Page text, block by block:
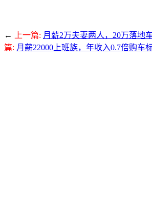
← 上一篇: 月薪2万夫妻两人，20万落地
篇: 月薪22000上班族，年收入0.7倍购车